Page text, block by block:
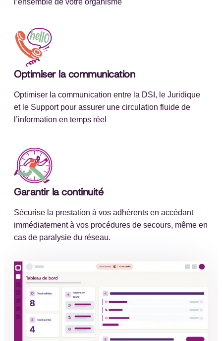
l’ensemble de votre organisme
Optimiser la communication
Optimiser la communication entre la DSI, le Juridique
et le Support pour assurer une circulation fluide de
l’information en temps réel
Garantir la continuité
Sécurise la prestation à vos adhérents en accédant
immédiatement à vos procédures de secours, même en
cas de paralysie du réseau.